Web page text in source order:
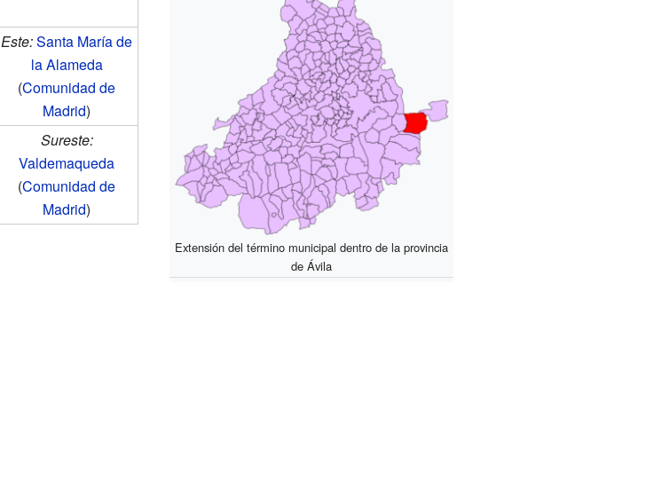
Extensión del término municipal dentro de la provincia
de Ávila
Este:Santa María de
la Alameda
(Comunidad de
Madrid)
Sureste:
Valdemaqueda
(Comunidad de
Madrid)